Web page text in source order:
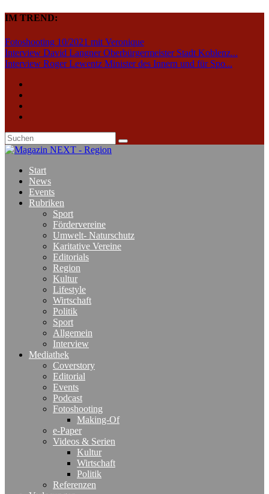
IM TREND:
Fotoshooting 10/2021 mit Veronique
Interview David Langner Oberbürgermeister Stadt Koblenz...
Interview Roger Lewentz Minister des Innern und für Spo...
Start
News
Events
Rubriken
Sport
Fördervereine
Umwelt- Naturschutz
Karitative Vereine
Editorials
Region
Kultur
Lifestyle
Wirtschaft
Politik
Sport
Allgemein
Interview
Mediathek
Coverstory
Editorial
Events
Podcast
Fotoshooting
Making-Of
e-Paper
Videos & Serien
Kultur
Wirtschaft
Politik
Referenzen